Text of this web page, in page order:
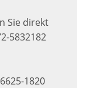
Sie direkt
5832182
1820